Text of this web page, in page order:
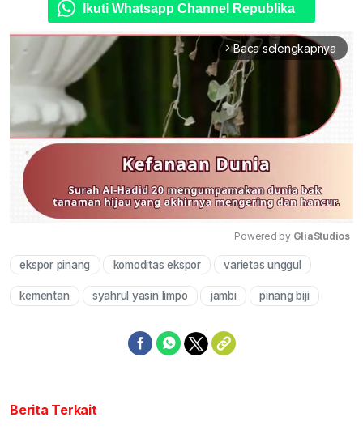
Ikuti Whatsapp Channel Republika
arrow_forward_ios Baca selengkapnya
Mute
Powered by GliaStudios
ekspor pinang komoditas ekspor varietas unggul
kementan syahrul yasin limpo jambi pinang biji
Berita Terkait